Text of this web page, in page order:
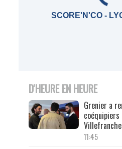
SCORE'N'CO -
D'HEURE EN HEURE
Grenier a
coéquipiers
Villefranche
11:45